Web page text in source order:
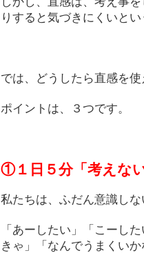
りすると気づきにくいと
では、どうしたら直感を
ポイントは、３つです。
①１日５分「考えな
私たちは、ふだん意識し
「あーしたい」「こーし
きゃ」「なんでうまくい